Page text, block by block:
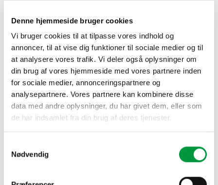
Denne hjemmeside bruger cookies
Vi bruger cookies til at tilpasse vores indhold og
annoncer, til at vise dig funktioner til sociale medier og til
at analysere vores trafik. Vi deler også oplysninger om
din brug af vores hjemmeside med vores partnere inden
for sociale medier, annonceringspartnere og
analysepartnere. Vores partnere kan kombinere disse
data med andre oplysninger, du har givet dem, eller som
de har indsamlet fra din brug af deres tjenester.
Nødvendig
BESKRIVELSE
Alle vores roll up producer er udført i kraftige kvaliteter, og i
Hvor intet andet er nævnt, så udskiftes bannere i vores roll
up systemer med kvalitets tape i top og bund profil,
profiler.